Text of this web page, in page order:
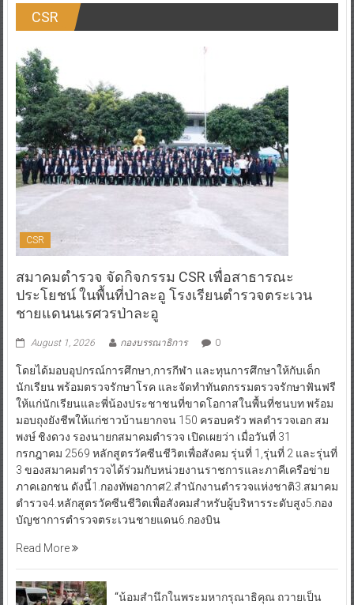
CSR
CSR
สมาคมตำรวจ จัดกิจกรรม CSR เพื่อสาธารณะ
ประโยชน์ ในพื้นที่ป่าละอู โรงเรียนตำรวจตระเวน
ชายแดนนเรศวรป่าละอู
August 1, 2026 กองบรรณาธิการ 0
โดยได้มอบอุปกรณ์การศึกษา,การกีฬา และทุนการศึกษาให้กับเด็ก
นักเรียน พร้อมตรวจรักษาโรค และจัดทำทันตกรรมตรวจรักษาฟันฟรี
ให้แก่นักเรียนและพี่น้องประชาชนที่ขาดโอกาสในพื้นที่ชนบท พร้อม
มอบถุงยังชีพให้แก่ชาวบ้านยากจน 150 ครอบครัว พลตำรวจเอก สม
พงษ์ ชิงดวง รองนายกสมาคมตำรวจ เปิดเผยว่า เมื่อวันที่ 31
กรกฎาคม 2569 หลักสูตรวัคซีนชีวิตเพื่อสังคม รุ่นที่ 1,รุ่นที่ 2 และรุ่นที่
3 ของสมาคมตำรวจได้ร่วมกับหน่วยงานราชการและภาคีเครือข่าย
ภาคเอกชน ดังนี้1.กองทัพอากาศ2.สำนักงานตำรวจแห่งชาติ3.สมาคม
ตำรวจ4.หลักสูตรวัคซีนชีวิตเพื่อสังคมสำหรับผู้บริหารระดับสูง5.กอง
บัญชาการตำรวจตระเวนชายแดน6.กองบิน
Read More
“น้อมสำนึกในพระมหากรุณาธิคุณ ถวายเป็น